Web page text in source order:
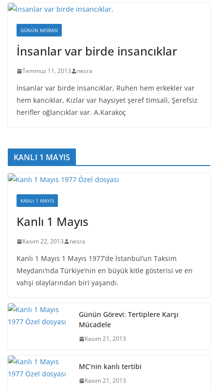
GÜNÜN MISRASI
İnsanlar var birde insancıklar
Temmuz 11, 2013 nesra
İnsanlar var birde insancıklar, Ruhen hem erkekler var
hem kancıklar, Kızlar var haysiyet şeref timsali, Şerefsiz
herifler oğlancıklar var. A.Karakoç
KANLI 1 MAYIS
KANLI 1 MAYIS
Kanlı 1 Mayıs
Kasım 22, 2013 nesra
Kanlı 1 Mayıs 1 Mayıs 1977’de İstanbul’un Taksim
Meydanı’nda Türkiye’nin en büyük kitle gösterisi ve en
vahşi olaylarından biri yaşandı.
Günün Görevi: Tertiplere Karşı
Mücadele
Kasım 21, 2013
MC’nin kanlı tertibi
Kasım 21, 2013